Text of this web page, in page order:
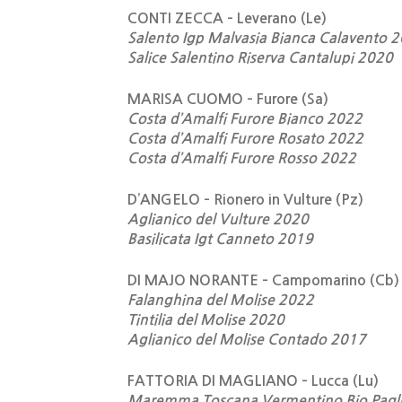
CONTI ZECCA – Leverano (Le)
Salento Igp Malvasia Bianca Calavento
Salice Salentino Riserva Cantalupi 2020
MARISA CUOMO – Furore (Sa)
Costa d’Amalfi Furore Bianco 2022
Costa d’Amalfi Furore Rosato 2022
Costa d’Amalfi Furore Rosso 2022
D’ANGELO – Rionero in Vulture (Pz)
Aglianico del Vulture 2020
Basilicata Igt Canneto 2019
DI MAJO NORANTE – Campomarino (Cb)
Falanghina del Molise 2022
Tintilia del Molise 2020
Aglianico del Molise Contado 2017
FATTORIA DI MAGLIANO – Lucca (Lu)